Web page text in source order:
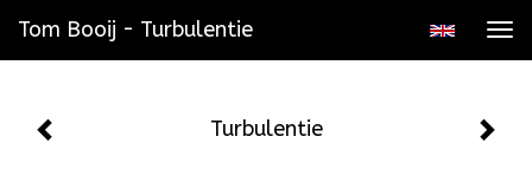
Tom Booij - Turbulentie
Turbulentie